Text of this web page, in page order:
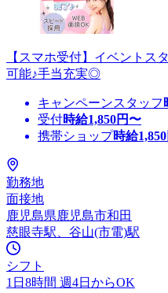
【スマホ受付】イベント
可能♪手当充実◎
キャンペーンスタッフ
受付時給1,850円〜
携帯ショップ時給1,850
勤務地
面接地
鹿児島県鹿児島市和田
慈眼寺駅、谷山(市電)駅
シフト
1日8時間 週4日からOK